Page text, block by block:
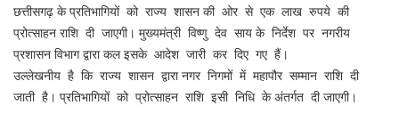
छत्तीसगढ़ के प्रतिभागियों को राज्य शासन की ओर से एक लाख रुपये की
प्रोत्साहन राशि दी जाएगी। मुख्यमंत्री विष्णु देव साय के निर्देश पर नगरीय
प्रशासन विभाग द्वारा कल इसके आदेश जारी कर दिए गए हैं।
उल्लेखनीय है कि राज्य शासन द्वारा नगर निगमों में महापौर सम्मान राशि दी
जाती है। प्रतिभागियों को प्रोत्साहन राशि इसी निधि के अंतर्गत दी जाएगी।